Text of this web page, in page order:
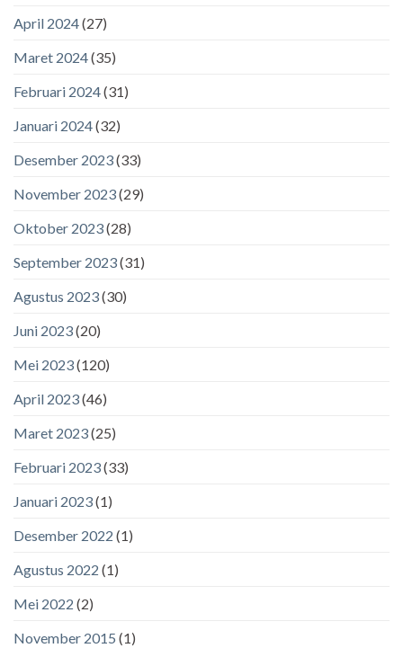
April 2024(27)
Maret 2024(35)
Februari 2024(31)
Januari 2024(32)
Desember 2023(33)
November 2023(29)
Oktober 2023(28)
September 2023(31)
Agustus 2023(30)
Juni 2023(20)
Mei 2023(120)
April 2023(46)
Maret 2023(25)
Februari 2023(33)
Januari 2023(1)
Desember 2022 (1)
Agustus 2022 (1)
Mei 2022 (2)
November 2015 (1)